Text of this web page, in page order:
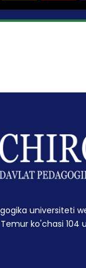
universiteti
ko'chasi 104